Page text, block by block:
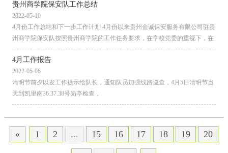
贵州商学院保安队工作总结
2022-05-10
4月份工作总结和下一步工作计划 4月份以来贵州金诚保安服务有限公司驻贵
州商学院保安队按照贵州商学院的工作任务要求，在学校党委的重视下，在
学校保卫处的管理及...
4月工作报告
2022-05-06
清明节前夕以发工作提示给队长，通知队员加强线路巡查，4月5日清明节当
天到凯里南36.37.38号岗亭检查，
« 1 2 ... 15 16 17 18 19 20